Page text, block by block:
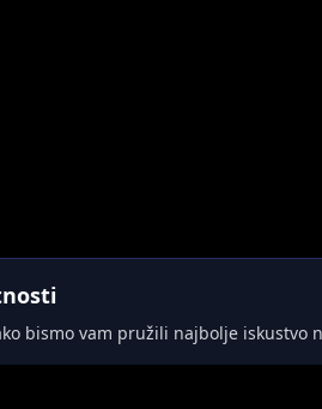
bismo vam pružili najbolje